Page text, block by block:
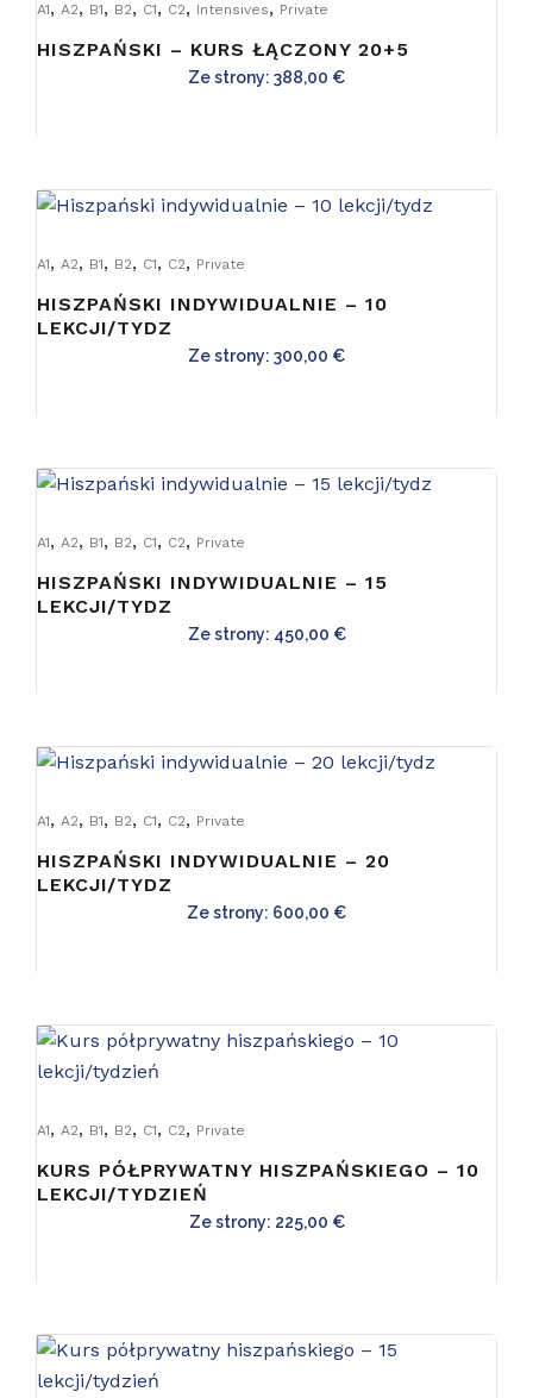
A1, A2, B1, B2, C1, C2, Intensives, Private
HISZPAŃSKI – KURS ŁĄCZONY 20+5
Ze strony: 388,00 €
A1, A2, B1, B2, C1, C2, Private
HISZPAŃSKI INDYWIDUALNIE – 10
LEKCJI/TYDZ
Ze strony: 300,00 €
A1, A2, B1, B2, C1, C2, Private
HISZPAŃSKI INDYWIDUALNIE – 15
LEKCJI/TYDZ
Ze strony: 450,00 €
A1, A2, B1, B2, C1, C2, Private
HISZPAŃSKI INDYWIDUALNIE – 20
LEKCJI/TYDZ
Ze strony: 600,00 €
A1, A2, B1, B2, C1, C2, Private
KURS PÓŁPRYWATNY HISZPAŃSKIEGO – 10
LEKCJI/TYDZIEŃ
Ze strony: 225,00 €